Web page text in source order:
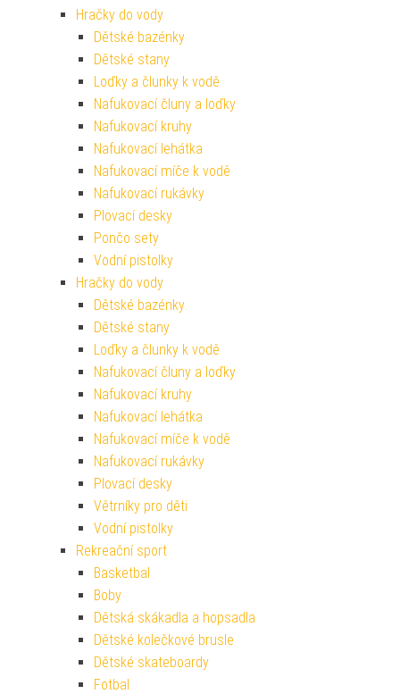
Hračky do vody
Dětské bazénky
Dětské stany
Loďky a člunky k vodě
Nafukovací čluny a loďky
Nafukovací kruhy
Nafukovací lehátka
Nafukovací míče k vodě
Nafukovací rukávky
Plovací desky
Pončo sety
Vodní pistolky
Hračky do vody
Dětské bazénky
Dětské stany
Loďky a člunky k vodě
Nafukovací čluny a loďky
Nafukovací kruhy
Nafukovací lehátka
Nafukovací míče k vodě
Nafukovací rukávky
Plovací desky
Větrníky pro děti
Vodní pistolky
Rekreační sport
Basketbal
Boby
Dětská skákadla a hopsadla
Dětské kolečkové brusle
Dětské skateboardy
Fotbal